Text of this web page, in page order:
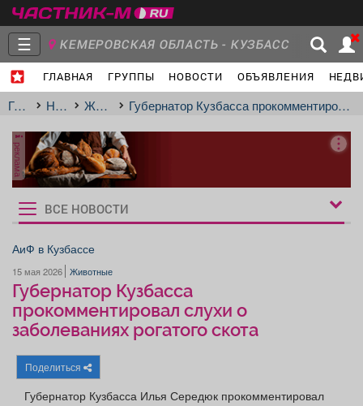
☰ КЕМЕРОВСКАЯ ОБЛАСТЬ - КУЗБАСС
ГЛАВНАЯ ГРУППЫ НОВОСТИ ОБЪЯВЛЕНИЯ
Главная
Группы
Объявления Недвижимость Услуги
Работа Транспорт
Афиша
ГлавнаяНовости ЖивотныеГубернатор Кузбасса прокомментировал слухи о заболеваниях рогатого скота
реклама
Рукбрики
новостей
ВСЕ НОВОСТИ
АиФ в Кузбассе
15 мая 2026 Животные
Губернатор Кузбасса
прокомментировал слухи о
заболеваниях рогатого скота
Поделиться
Губернатор Кузбасса Илья Середюк прокомментировал